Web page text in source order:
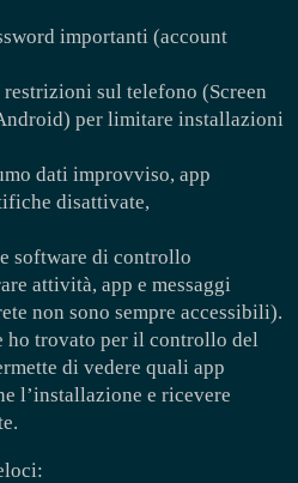
importanti (account
sul telefono (Screen
per limitare installazioni
dati improvviso, app
disattivate,
software di controllo
attività, app e messaggi
non sono sempre accessibili).
trovato per il controllo del
di vedere quali app
l’installazione e ricevere